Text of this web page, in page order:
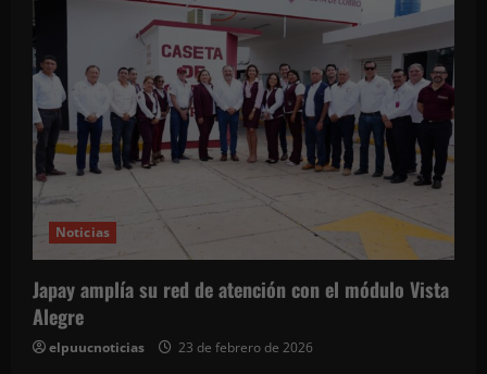
ó
n
d
e
e
n
t
r
Noticias
Japay amplía su red de atención con el módulo Vista
Alegre
elpuucnoticias 23 de febrero de 2026